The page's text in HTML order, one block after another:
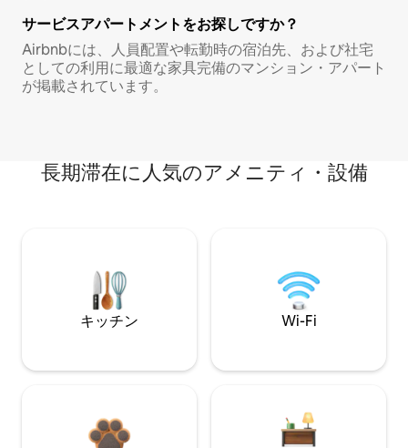
サービスアパートメントをお探しですか？
Airbnbには、人員配置や転勤時の宿泊先、および社宅
としての利用に最適な家具完備のマンション・アパート
が掲載されています。
長期滞在に人気のアメニティ・設備
キッチン Wi-Fi